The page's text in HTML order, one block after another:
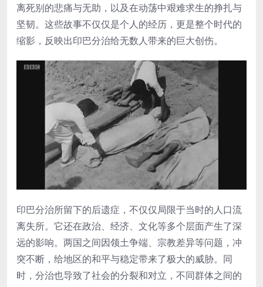
离死别的悲痛与无助，以及在动荡中艰难求生的挣扎与
坚韧。这些故事不仅仅是个人的经历，更是整个时代的
缩影，反映出印巴分治给无数人带来的巨大创伤。
印巴分治所留下的后遗症，不仅仅局限于当时的人口流
离失所。它还在政治、经济、文化等多个层面产生了深
远的影响。两国之间因领土争端、宗教差异等问题，冲
突不断，给地区的和平与稳定带来了极大的威胁。同
时，分治也导致了社会的分裂和对立，不同群体之间的